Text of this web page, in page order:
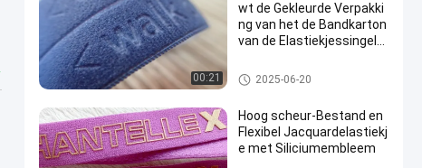
00:21
wt de Gekleurde Verpakki
ng van het de Bandkarton
van de Elastiekjessingelb
Bindband
2025-06-20
Hoog scheur-Bestand en
Flexibel Jacquardelastiekj
e met Siliciumembleem